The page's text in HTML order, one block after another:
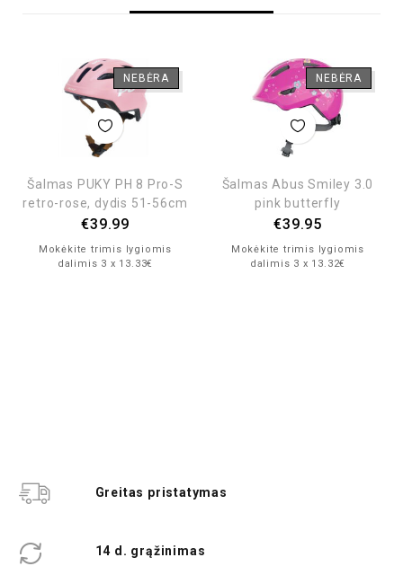
NEBĖRA
Šalmas PUKY PH 8 Pro-S
retro-rose, dydis 51-56cm
€39.99
Mokėkite trimis lygiomis
dalimis 3 x 13.33€
NEBĖRA
Šalmas Abus Smiley 3.0
pink butterfly
€39.95
Mokėkite trimis lygiomis
dalimis 3 x 13.32€
Greitas pristatymas
14 d. grąžinimas